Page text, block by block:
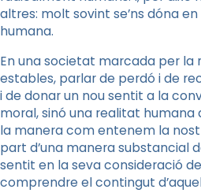
altres: molt sovint se’ns dóna
humana.
En una societat marcada per la
estables, parlar de perdó i de
i de donar un nou sentit a la
moral, sinó una realitat
la manera com entenem la
part d’una manera substancial
sentit en la seva consideració
comprendre el contingut